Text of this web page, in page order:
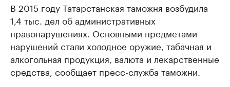
В 2015 году Татарстанская таможня возбудила
1,4 тыс. дел об административных
правонарушениях. Основными предметами
нарушений стали холодное оружие, табачная и
алкогольная продукция, валюта и лекарственные
средства, сообщает пресс-служба таможни.